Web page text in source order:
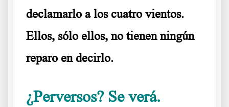
declamarlo a los cuatro vientos.
Ellos, sólo ellos, no tienen ningún
reparo en decirlo.
¿Perversos?Se verá.